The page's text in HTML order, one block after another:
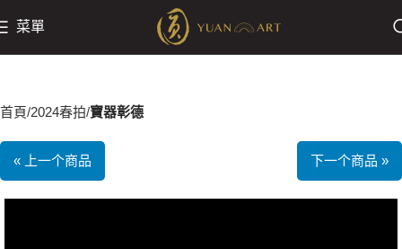
菜單
首頁 2024春拍 寶器彰德
« 上一个商品 下一个商品 »